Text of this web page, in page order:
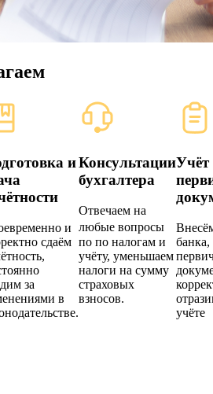
и
и
сдаём
за
в
Консультации
бухгалтера
Отвечаем на
любые вопросы
по по налогам и
учёту, уменьшаем
налоги на сумму
страховых
взносов.
Учёт
учёте